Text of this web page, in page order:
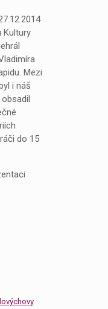
Kultury
Mezi
i náš
do 15